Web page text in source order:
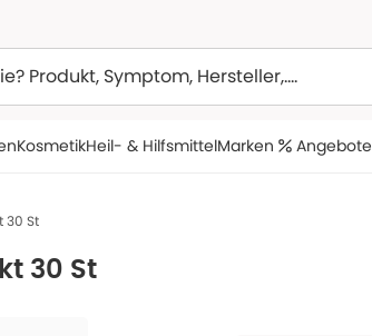
KosmetikHeil- & HilfsmittelMarken Angebote
30 St
30 St